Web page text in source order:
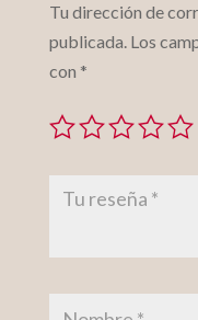
Tu dirección de
publicada. Los
con *